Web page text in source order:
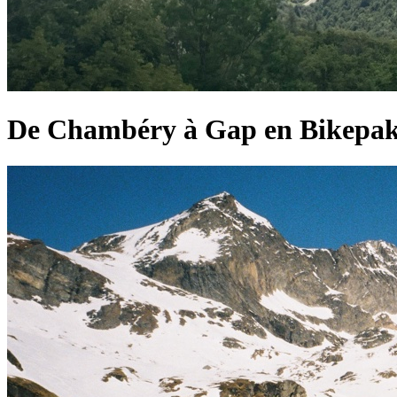
De Chambéry à Gap en